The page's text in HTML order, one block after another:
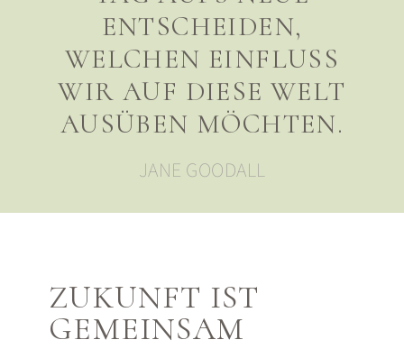
ENTSCHEIDEN,
WELCHEN EINFLUSS
WIR AUF DIESE WELT
AUSÜBEN MÖCHTEN.
JANE GOODALL
ZUKUNFT IST
GEMEINSAM